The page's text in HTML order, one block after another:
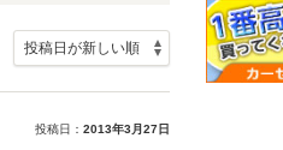
投稿日： 2013年3月27日